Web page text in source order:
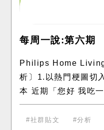
每周一說:第六期
Philips Home
析〕1.以熱門梗圖切
本 近期「您好 我吃
紅，品牌直接套用相
能辨識並產
社群貼文 分析